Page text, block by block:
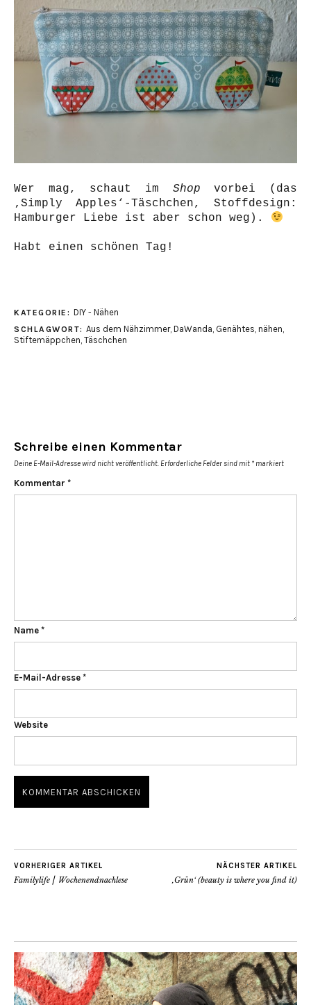
Wer mag, schaut im Shop vorbei (das
‚Simply Apples‘-Täschchen, Stoffdesign:
Hamburger Liebe ist aber schon weg).
Habt einen schönen Tag!
KATEGORIE: DIY - Nähen
SCHLAGWORT: Aus dem Nähzimmer, DaWanda, Genähtes, nähen,
Stiftemäppchen, Täschchen
Schreibe einen Kommentar
Deine E-Mail-Adresse wird nicht veröffentlicht. Erforderliche Felder sind mit * markiert
Kommentar *
Name *
E-Mail-Adresse *
Website
VORHERIGER ARTIKEL
Familylife ⎢ Wochenendnachlese
NÄCHSTER ARTIKEL
‚Grün‘ (beauty is where you find it)